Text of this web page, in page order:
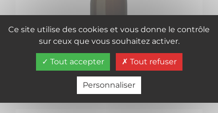
1824 BLANC DE BLANC
Ce site utilise des cookies et vous donne le contrôle
sur ceux que vous souhaitez activer.
Tout accepter Tout refuser
Personnaliser